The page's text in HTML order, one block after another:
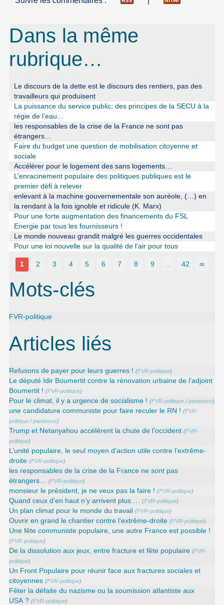
Dans la même
rubrique…
Le discours de la dette est le discours des rentiers, pas des
travailleurs qui produisent
La puissance du service public, des principes de la SECU à la
régie de l’eau…
les responsables de la crise de la France ne sont pas
étrangers…
Faire du budget une question de mobilisation citoyenne et
sociale
Accélérer pour le logement des sans logements…
L’enracinement populaire des politiques publiques est le
premier défi à relever
enlevant à la machine gouvernementale son auréole, (…) en
la rendant à la fois ignoble et ridicule (K. Marx)
Pour une forte augmentation des financements du FSL
Energie par tous les fournisseurs !
Le monde nouveau grandit malgré les guerres occidentales
Pour une loi nouvelle sur la qualité de l’air pour tous
1 2 3 4 5 6 7 8 9 … 42 ∞
Mots-clés
FVR-politique
Articles liés
Refusons de payer pour leurs guerres ! (FVR-politique)
Le député Idir Boumertit contre la rénovation urbaine de l’adjoint
Boumertit ! (FVR-politique)
Pour le climat, il y a urgence de socialisme ! (FVR-politique /pamtosvx)
une candidature communiste pour faire reculer le RN ! (FVR-
politique /pamtosvx)
Trump et Netanyahou accélèrent la chute de l’occident (FVR-
politique)
L’unité populaire, le seul moyen d’action utile contre l’extrême-
droite (FVR-politique)
les responsables de la crise de la France ne sont pas
étrangers…
(FVR-politique)
monsieur le président, je ne veux pas la faire ! (FVR-politique)
Quand ceux d’en haut n’y arrivent plus…. (FVR-politique)
Un plan climat pour le monde du travail (FVR-politique)
Ouvrir en grand le chantier contre l’extrême-droite (FVR-politique)
Une fête communiste populaire, une autre France est possible !
(FVR-politique)
De la dissolution aux jeux, entre fracture et fête populaire (FVR-
politique)
Un Front Populaire pour réunir face aux fractures sociales et
citoyennes (FVR-politique)
Fêter la défaite du nazisme ou la soumission atlantiste aux
USA ? (FVR-politique)